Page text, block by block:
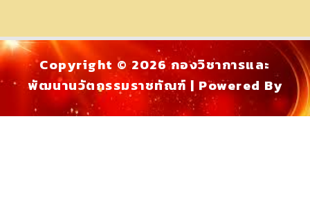
Copyright © 2026 กองวิชาการและ
พัฒนานวัตกรรมราชทัณฑ์ | Powered By